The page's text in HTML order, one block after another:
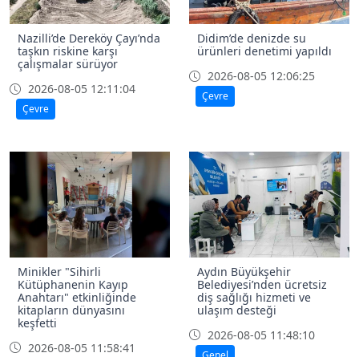
Nazilli’de Dereköy Çayı’nda
taşkın riskine karşı
çalışmalar sürüyor
2026-08-05 12:11:04
Çevre
Didim’de denizde su
ürünleri denetimi yapıldı
2026-08-05 12:06:25
Çevre
Minikler "Sihirli
Kütüphanenin Kayıp
Anahtarı" etkinliğinde
kitapların dünyasını
keşfetti
2026-08-05 11:58:41
Aydın Büyükşehir
Belediyesi’nden ücretsiz
diş sağlığı hizmeti ve
ulaşım desteği
2026-08-05 11:48:10